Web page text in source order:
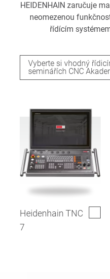
HEIDENHAIN zaručuje
neomezenou
řídícím
Vyberte si vhodný
seminářích CNC
Heidenhain TNC
7